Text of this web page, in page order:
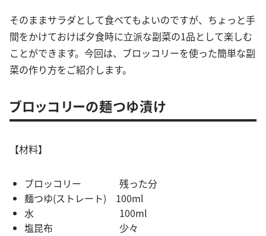
そのままサラダとして食べてもよいのですが、ちょっと手
間をかけておけば夕食時に立派な副菜の1品として楽しむ
ことができます。今回は、ブロッコリーを使った簡単な副
菜の作り方をご紹介します。
ブロッコリーの麺つゆ漬け
【材料】
ブロッコリー 残った分
麺つゆ(ストレート) 100ml
水 100ml
塩昆布 少々